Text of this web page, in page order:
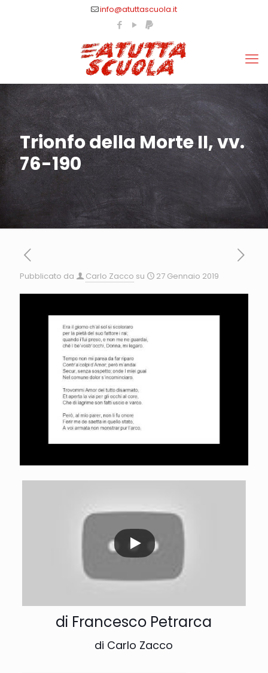
info@atuttascuola.it
Trionfo della Morte II, vv.
76-190
Pubblicato da Carlo Zacco su 27 Gennaio 2019
di Francesco Petrarca
di Carlo Zacco